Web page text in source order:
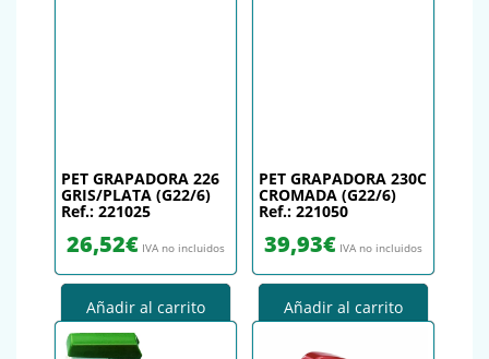
PET GRAPADORA 226
GRIS/PLATA (G22/6)
Ref.: 221025
26,52€ IVA no incluidos
Añadir al carrito
PET GRAPADORA 230C
CROMADA (G22/6)
Ref.: 221050
39,93€ IVA no incluidos
Añadir al carrito